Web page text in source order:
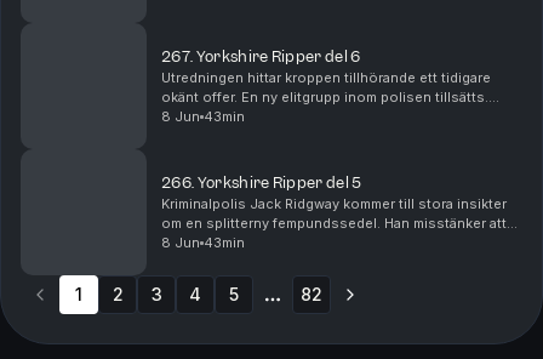
267. Yorkshire Ripper del 6
Utredningen hittar kroppen tillhörande ett tidigare
okänt offer. En ny elitgrupp inom polisen tillsätts.
Därefter faller ytterligare en ung kvinna offer för
8 Jun 43min
266. Yorkshire Ripper del 5
Kriminalpolis Jack Ridgway kommer till stora insikter
om en splitterny fempundssedel. Han misstänker att
den möjligtvis kan leda den nu grevskapsomfattande
8 Jun 43min
1 2 3 4 5 82